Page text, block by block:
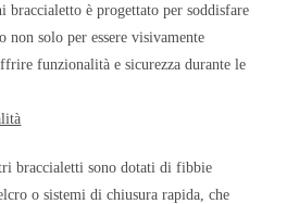
braccialetto è progettato per soddisfare
non solo per essere visivamente
funzionalità e sicurezza durante le
braccialetti sono dotati di fibbie
o sistemi di chiusura rapida, che